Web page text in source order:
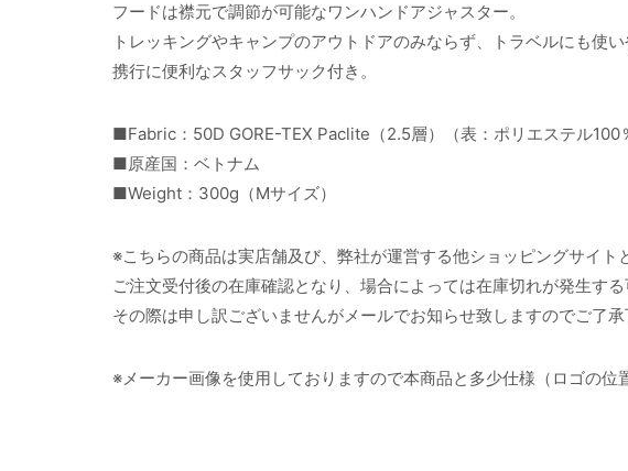
フードは襟元で調節が可能なワンハンドアジャスター。
トレッキングやキャンプのアウトドアのみならず、トラベルにも使い
携行に便利なスタッフサック付き。
■Fabric：50D GORE-TEX Paclite（2.5層）（表：ポリエステル100
■原産国：ベトナム
■Weight：300g（Mサイズ）
※こちらの商品は実店舗及び、弊社が運営する他ショッピングサイト
ご注文受付後の在庫確認となり、場合によっては在庫切れが発生する
その際は申し訳ございませんがメールでお知らせ致しますのでご了承
※メーカー画像を使用しておりますので本商品と多少仕様（ロゴの位